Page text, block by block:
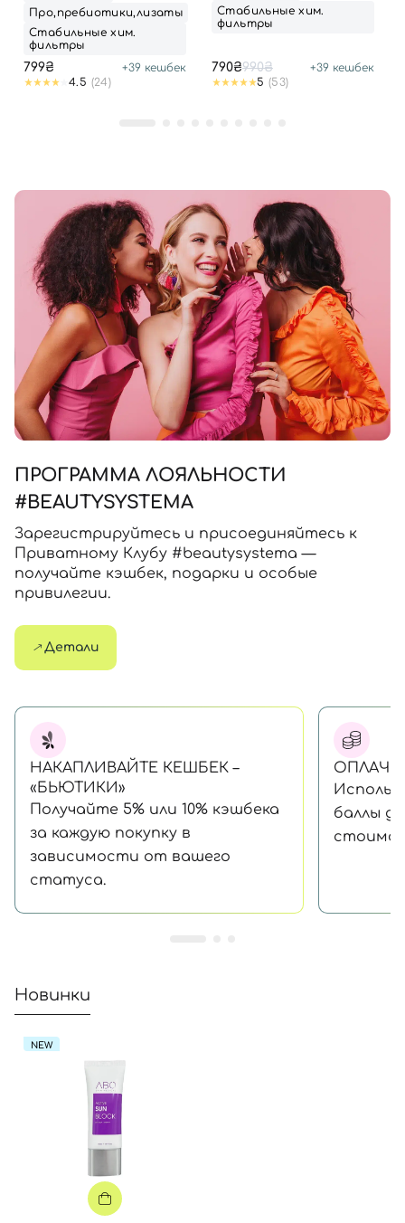
Про,пребиотики,лизаты
Стабильные хим.
фильтры
799₴ +39 кешбек
4.5 (24)
Стабильные хим.
фильтры
790₴990₴ +39 кешбек
5 (53)
ПРОГРАММА ЛОЯЛЬНОСТИ
#BEAUTYSYSTEMA
Зарегистрируйтесь и присоединяйтесь к
Приватному Клубу #beautysystema —
получайте кэшбек, подарки и особые
привилегии.
Детали
НАКАПЛИВАЙТЕ КЕШБЕК –
«БЬЮТИКИ»
Получайте 5% или 10% кэшбека
за каждую покупку в
зависимости от вашего
статуса.
баллы
Новинки
NEW
Вход
Номер телефона